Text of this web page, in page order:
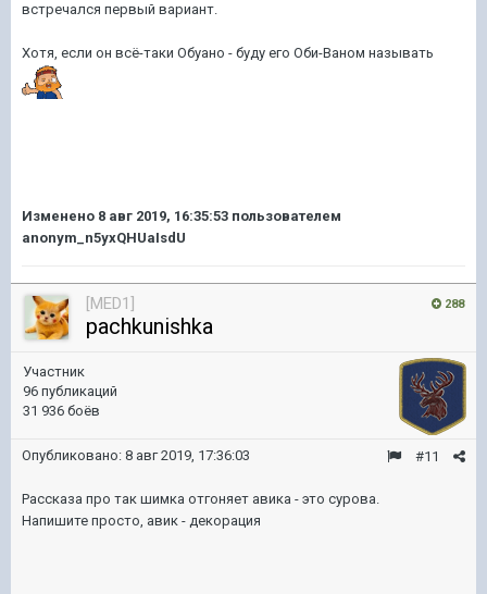
встречался первый вариант.
Хотя, если он всё-таки Обуано - буду его Оби-Ваном называть
Изменено 8 авг 2019, 16:35:53 пользователем
anonym_n5yxQHUaIsdU
288
[MED1]
pachkunishka
Участник
96 публикаций
31 936 боёв
#11
Опубликовано: 8 авг 2019, 17:36:03
Рассказа про так шимка отгоняет авика - это сурова.
Напишите просто, авик - декорация